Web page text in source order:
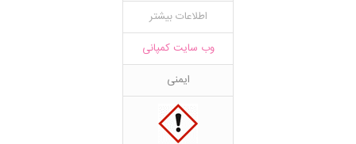
اطلاعات بیشتر
وب سایت کمپانی
ایمنی